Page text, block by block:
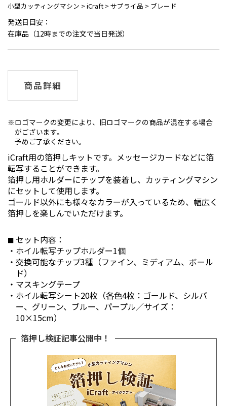
小型カッティングマシン > iCraft > サプライ品 > ブレード
発送日目安：
在庫品（12時までの注文で当日発送）
商品詳細
ロゴマークの変更により、旧ロゴマークの商品が混在する場合
がございます。
予めご了承ください。
iCraft用の箔押しキットです。メッセージカードなどに箔
転写することができます。
箔押し用ホルダーにチップを装着し、カッティングマシン
にセットして使用します。
ゴールド以外にも様々なカラーが入っているため、幅広く
箔押しを楽しんでいただけます。
セット内容：
ホイル転写チップホルダー1個
交換可能なチップ3種（ファイン、ミディアム、ボール
ド）
マスキングテープ
ホイル転写シート20枚（各色4枚：ゴールド、シルバ
ー、グリーン、ブルー、パープル／サイズ：
10×15cm）
箔押し検証記事公開中！